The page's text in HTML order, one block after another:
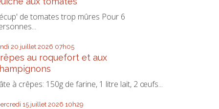
de tomates trop mûres Pour 6
20 juillet 2026 07h05
au roquefort et aux
à crêpes: 150g de farine, 1 litre lait, 2 œufs...
15 juillet 2026 10h29